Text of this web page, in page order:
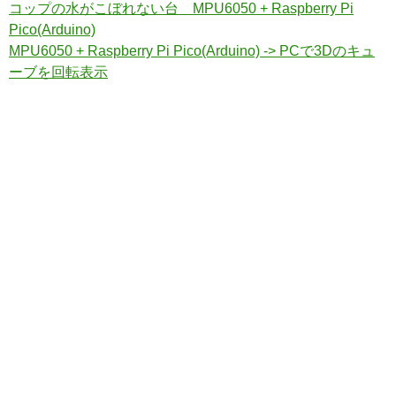
コップの水がこぼれない台 MPU6050 + Raspberry Pi
Pico(Arduino)
MPU6050 + Raspberry Pi Pico(Arduino) -> PCで3Dのキュ
ーブを回転表示